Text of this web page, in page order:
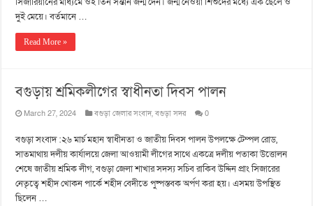
দুই মেয়ে। বর্তমানে …
Read More »
বগুড়ায় শ্রমিকলীগের স্বাধীনতা দিবস পালন
March 27, 2024 বগুড়া জেলার সংবাদ,বগুড়া সদর 0
বগুড়া সংবাদ :২৬ মার্চ মহান স্বাধীনতা ও জাতীয় দিবস পালন উপলক্ষে টেম্পল রোড,
সাতমাথায় দলীয় কার্যালয়ে জেলা আওয়ামী লীগের সাথে একত্রে দলীয় পতাকা উত্তোলন
শেষে জাতীয় শ্রমিক লীগ, বগুড়া জেলা শাখার সদস্য সচিব রাকিব উদ্দিন প্রাং সিজারের
নেতৃত্বে শহীদ খোকন পার্কে শহীদ বেদীতে পুষ্পস্তবক অর্পণ করা হয়। এসময় উপস্থিত
ছিলেন …